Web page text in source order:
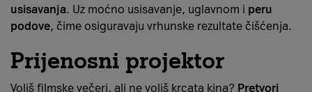
usisavanja. Uz moćno usisavanje, uglavnom i peru
podove, čime osiguravaju vrhunske rezultate čišćenja.
Prijenosni projektor
Voliš filmske večeri, ali ne voliš krcata kina? Pretvori